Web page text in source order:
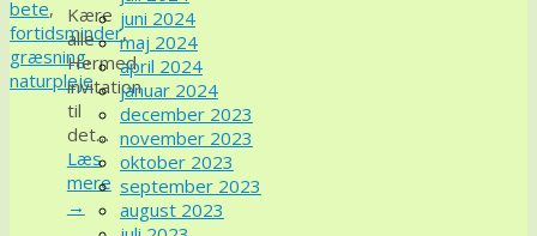
bete,
fortidsminder,
græsning,
naturpleje
Kære
alle
Hermed
invitation
til
det…
Læs
mere
→
juni 2024
maj 2024
april 2024
januar 2024
december 2023
november 2023
oktober 2023
september 2023
august 2023